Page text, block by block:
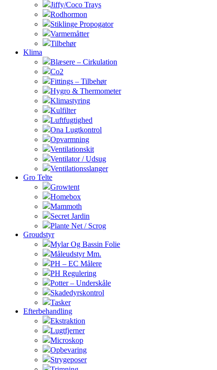
Jiffy/Coco Trays
Rodhormon
Stiklinge Propogator
Varmemåtter
Tilbehør
Klima
Blæsere – Cirkulation
Co2
Fittings – Tilbehør
Hygro & Thermometer
Klimastyring
Kulfilter
Luftfugtighed
Ona Lugtkontrol
Opvarmning
Ventilationskit
Ventilator / Udsug
Ventilationsslanger
Gro Telte
Growtent
Homebox
Mammoth
Secret Jardin
Plante Net / Scrog
Groudstyr
Mylar Og Bassin Folie
Måleudstyr Mm.
PH – EC Målere
PH Regulering
Potter – Underskåle
Skadedyrskontrol
Tasker
Efterbehandling
Ekstraktion
Lugtfjerner
Microskop
Opbevaring
Strygeposer